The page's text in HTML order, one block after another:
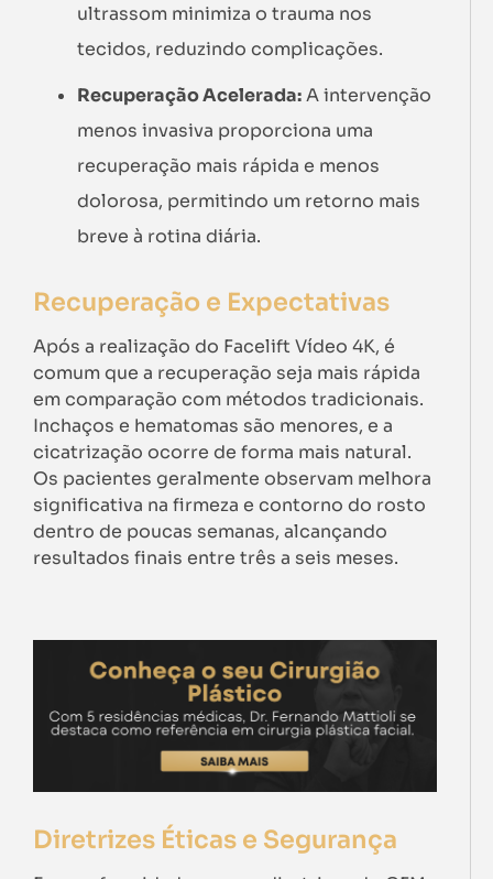
ultrassom minimiza o trauma nos
tecidos, reduzindo complicações.
Recuperação Acelerada:A intervenção
menos invasiva proporciona uma
recuperação mais rápida e menos
dolorosa, permitindo um retorno mais
breve à rotina diária.
Recuperação e Expectativas
Após a realização do Facelift Vídeo 4K, é
comum que a recuperação seja mais rápida
em comparação com métodos tradicionais.
Inchaços e hematomas são menores, e a
cicatrização ocorre de forma mais natural.
Os pacientes geralmente observam melhora
significativa na firmeza e contorno do rosto
dentro de poucas semanas, alcançando
resultados finais entre três a seis meses.
Diretrizes Éticas e Segurança